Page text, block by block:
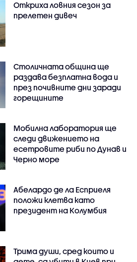
Откриха ловния сезон за
прелетен дивеч
Столичната община ще
раздава безплатна вода и
през почивните дни заради
горещините
Мобилна лаборатория ще
следи движението на
есетровите риби по Дунав и
Черно море
Абелардо де ла Есприеля
положи клетва като
президент на Колумбия
Трима души, сред които и